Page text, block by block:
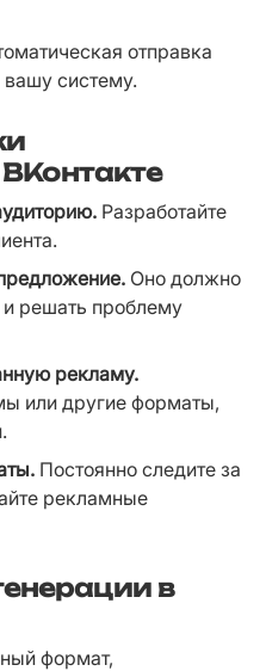
отправка
вашу систему.
Разработайте
Оно должно
решать проблему
рекламу.
или другие форматы,
Постоянно следите за
рекламные
в
формат,